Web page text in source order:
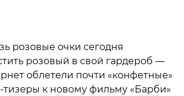
розовые очки сегодня
розовый в свой гардероб —
облетели почти «конфетные»
тизеры к новому фильму «Барби»